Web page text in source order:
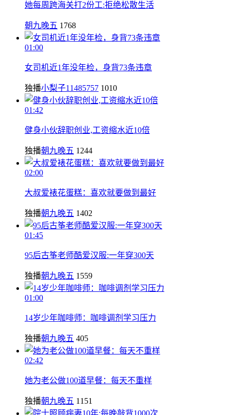
她每周跨海关打2份工:拒绝松散生活
朝九晚五 1768
01:00
女司机近1年没年检，身背73条违章
独播小梨子11485757 1010
01:42
健身小伙辞职创业,工资缩水近10倍
独播朝九晚五 1244
02:00
大叔爱裱花蛋糕：喜欢就要做到最好
独播朝九晚五 1402
01:45
95后古筝老师酷爱汉服:一年穿300天
独播朝九晚五 1559
01:00
14岁少年咖啡师：咖啡调剂学习压力
独播朝九晚五 405
02:42
她为老公做100道早餐：每天不重样
独播朝九晚五 1151